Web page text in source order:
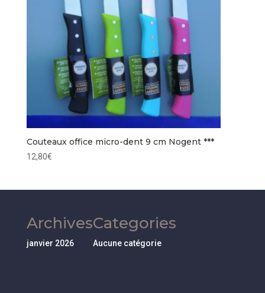
Couteaux office micro-dent 9 cm Nogent ***
12,80€
Archives
janvier 2026
Categories
Aucune catégorie